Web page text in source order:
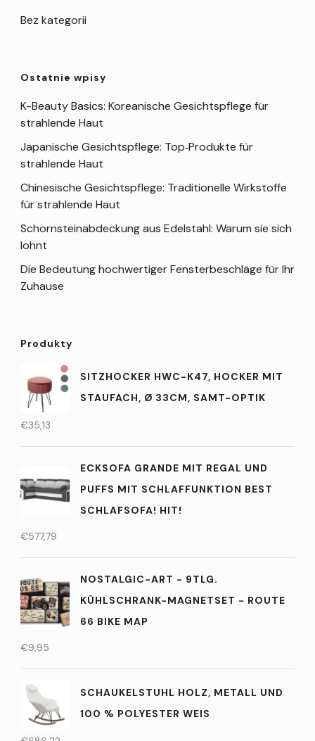
Bez kategorii
Ostatnie wpisy
K-Beauty Basics: Koreanische Gesichtspflege für
strahlende Haut
Japanische Gesichtspflege: Top‑Produkte für
strahlende Haut
Chinesische Gesichtspflege: Traditionelle Wirkstoffe
für strahlende Haut
Schornsteinabdeckung aus Edelstahl: Warum sie sich
lohnt
Die Bedeutung hochwertiger Fensterbeschläge für Ihr
Zuhause
Produkty
SITZHOCKER HWC-K47, HOCKER MIT
STAUFACH, Ø 33CM, SAMT-OPTIK
€35,13
ECKSOFA GRANDE MIT REGAL UND
PUFFS MIT SCHLAFFUNKTION BEST
SCHLAFSOFA! HIT!
€577,79
NOSTALGIC-ART - 9TLG.
KÜHLSCHRANK-MAGNETSET - ROUTE
66 BIKE MAP
€9,95
SCHAUKELSTUHL HOLZ, METALL UND
100 % POLYESTER WEIS